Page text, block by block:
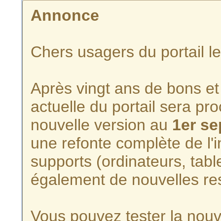
Annonce
Chers usagers du portail
Après vingt ans de bons
actuelle du portail sera
nouvelle version au 1er
une refonte complète de
supports (ordinateurs,
également de nouvelles
Vous pouvez tester la